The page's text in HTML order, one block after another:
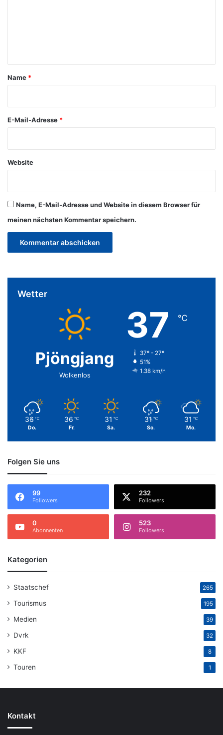
a
Name *
E-Mail-Adresse *
Website
Name, E-Mail-Adresse und Website in diesem Browser für
meinen nächsten Kommentar speichern.
Wetter
Pjöngjang
Wolkenlos
37 ℃
37º - 27º
51%
1.38 km/h
36 ℃
Do.
36 ℃
Fr.
31 ℃
Sa.
31 ℃
So.
31 ℃
Mo.
Folgen Sie uns
99
Followers
232
Followers
0
Abonnenten
523
Followers
Kategorien
Staatschef 265
Tourismus 195
Medien 39
Dvrk 32
KKF 8
Touren 1
Kontakt